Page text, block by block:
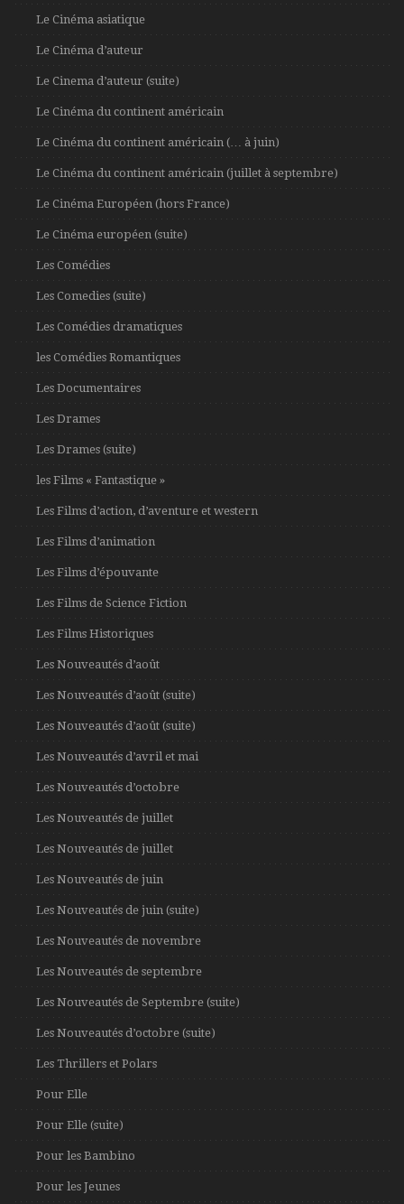
Le Cinéma asiatique
Le Cinéma d’auteur
Le Cinema d’auteur (suite)
Le Cinéma du continent américain
Le Cinéma du continent américain (… à juin)
Le Cinéma du continent américain (juillet à septembre)
Le Cinéma Européen (hors France)
Le Cinéma européen (suite)
Les Comédies
Les Comedies (suite)
Les Comédies dramatiques
les Comédies Romantiques
Les Documentaires
Les Drames
Les Drames (suite)
les Films « Fantastique »
Les Films d’action, d’aventure et western
Les Films d’animation
Les Films d’épouvante
Les Films de Science Fiction
Les Films Historiques
Les Nouveautés d’août
Les Nouveautés d’août (suite)
Les Nouveautés d’août (suite)
Les Nouveautés d’avril et mai
Les Nouveautés d’octobre
Les Nouveautés de juillet
Les Nouveautés de juillet
Les Nouveautés de juin
Les Nouveautés de juin (suite)
Les Nouveautés de novembre
Les Nouveautés de septembre
Les Nouveautés de Septembre (suite)
Les Nouveautés d’octobre (suite)
Les Thrillers et Polars
Pour Elle
Pour Elle (suite)
Pour les Bambino
Pour les Jeunes